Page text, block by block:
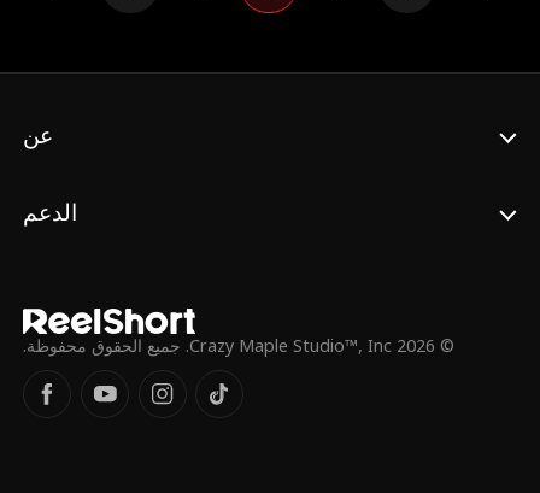
عن
الدعم
© 2026 Crazy Maple Studio™, Inc. جميع الحقوق محفوظة.